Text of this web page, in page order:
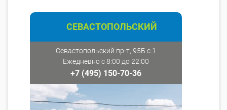
СЕВАСТОПОЛЬСКИЙ
Севастопольский пр-т, 95Б с.1
Ежедневно с 8:00 до 22:00
+7 (495) 150-70-36